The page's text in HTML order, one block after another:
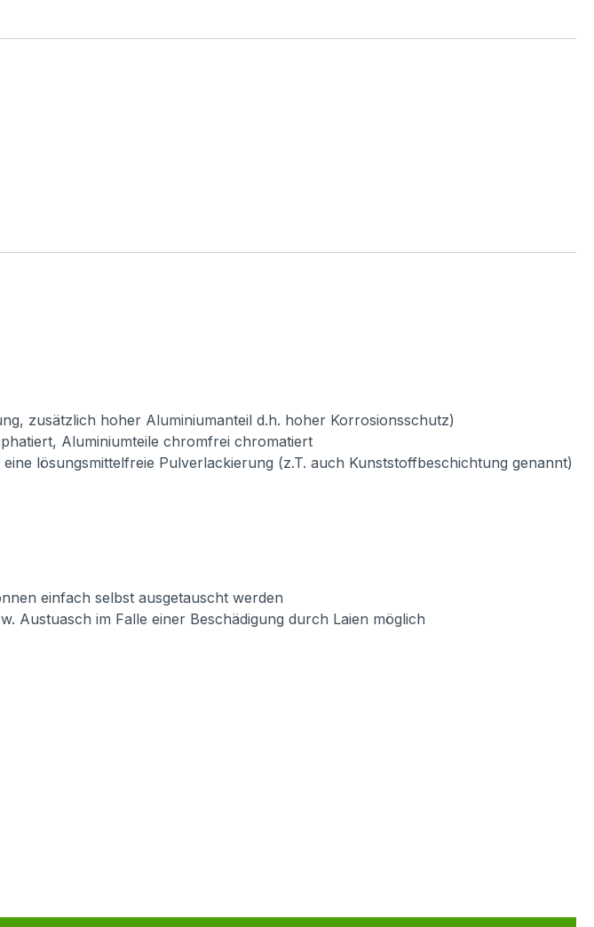
zusätzlich hoher Aluminiumanteil d.h. hoher Korrosionsschutz)
Aluminiumteile chromfrei chromatiert
lösungsmittelfreie Pulverlackierung (z.T. auch Kunststoffbeschichtung genannt)
einfach selbst ausgetauscht werden
Austuasch im Falle einer Beschädigung durch Laien möglich